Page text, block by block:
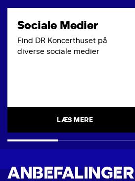
Sociale Medier
Find DR Koncerthuset på
diverse sociale medier
LÆS MERE
ANBEFALINGER